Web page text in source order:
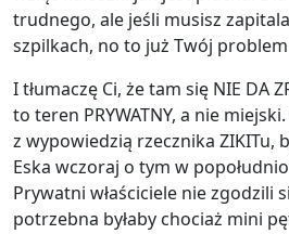
trudnego, ale jeśli musisz
szpilkach, no to już Twój
I tłumaczę Ci, że tam się NIE DA
to teren PRYWATNY, a nie
z wypowiedzią rzecznika ZIKITu,
Eska wczoraj o tym w
Prywatni właściciele nie zgodzili
potrzebna byłaby chociaż mini